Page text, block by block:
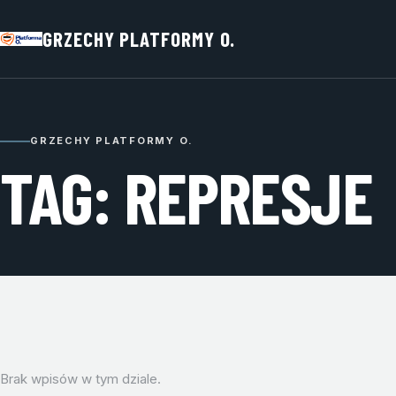
GRZECHY PLATFORMY O.
GRZECHY PLATFORMY O.
TAG: REPRESJE
Brak wpisów w tym dziale.